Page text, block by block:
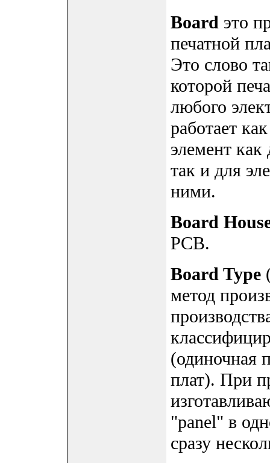
Board это
печатной
Это слово
которой
любого
работает
элемент
так и для
ними.
Board
PCB.
Board Type
метод
(одиночная
плат). При
"panel" в
сразу